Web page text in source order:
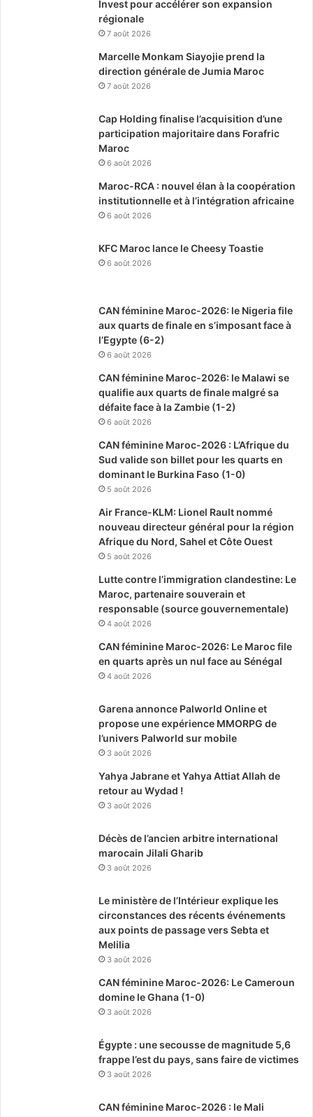
Invest pour accélérer son expansion
régionale
7 août 2026
Marcelle Monkam Siayojie prend la
direction générale de Jumia Maroc
7 août 2026
Cap Holding finalise l’acquisition d’une
participation majoritaire dans Forafric
Maroc
6 août 2026
Maroc-RCA : nouvel élan à la coopération
institutionnelle et à l’intégration africaine
6 août 2026
KFC Maroc lance le Cheesy Toastie
6 août 2026
CAN féminine Maroc-2026: le Nigeria file
aux quarts de finale en s’imposant face à
l’Egypte (6-2)
6 août 2026
CAN féminine Maroc-2026: le Malawi se
qualifie aux quarts de finale malgré sa
défaite face à la Zambie (1-2)
6 août 2026
CAN féminine Maroc-2026 : L’Afrique du
Sud valide son billet pour les quarts en
dominant le Burkina Faso (1-0)
5 août 2026
Air France-KLM: Lionel Rault nommé
nouveau directeur général pour la région
Afrique du Nord, Sahel et Côte Ouest
5 août 2026
Lutte contre l’immigration clandestine: Le
Maroc, partenaire souverain et
responsable (source gouvernementale)
4 août 2026
CAN féminine Maroc-2026: Le Maroc file
en quarts après un nul face au Sénégal
4 août 2026
Garena annonce Palworld Online et
propose une expérience MMORPG de
l’univers Palworld sur mobile
3 août 2026
Yahya Jabrane et Yahya Attiat Allah de
retour au Wydad !
3 août 2026
Décès de l’ancien arbitre international
marocain Jilali Gharib
3 août 2026
Le ministère de l’Intérieur explique les
circonstances des récents événements
aux points de passage vers Sebta et
Melilia
3 août 2026
CAN féminine Maroc-2026: Le Cameroun
domine le Ghana (1-0)
3 août 2026
Égypte : une secousse de magnitude 5,6
frappe l’est du pays, sans faire de victimes
3 août 2026
CAN féminine Maroc-2026 : le Mali